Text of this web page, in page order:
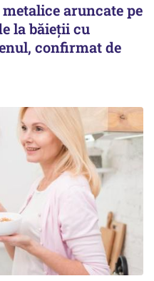
aruncate pe
la băieții cu
confirmat de